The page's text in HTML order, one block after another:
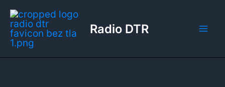
Przejdź
do
treści
Radio DTR